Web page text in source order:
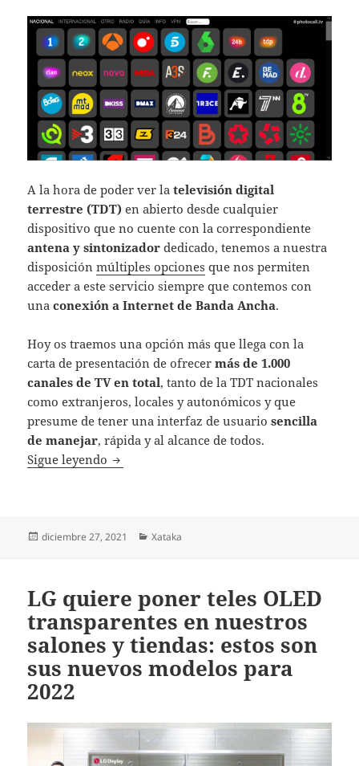
A la hora de poder ver latelevisión digital
terrestre (TDT) en abierto desde cualquier
dispositivo que no cuente con la correspondiente
antena y sintonizador dedicado, tenemos a nuestra
disposiciónmúltiples opciones que nos permiten
acceder a este servicio siempre que contemos con
unaconexión a Internet de Banda Ancha.
Hoy os traemos una opción más que llega con la
carta de presentación de ofrecermás de 1.000
canales de TV en total, tanto de la TDT nacionales
como extranjeros, locales y autonómicos y que
presume de tener una interfaz de usuariosencilla
de manejar, rápida y al alcance de todos.
Sigue leyendo Cómo ver la TDT y cientos de canales de
Publicado
diciembre 27, 2021 Categorías
Xataka
LG quiere poner teles OLED
transparentes en nuestros
salones y tiendas: estos son
sus nuevos modelos para
2022